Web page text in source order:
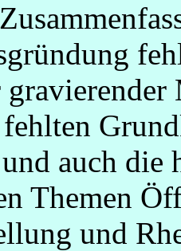
auch die
Themen
und